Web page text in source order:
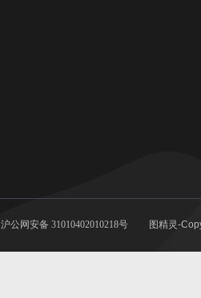
沪公网安备 31010402010218号 图精灵-